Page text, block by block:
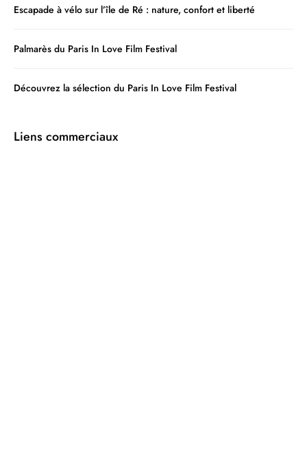
Escapade à vélo sur l’île de Ré : nature, confort et liberté
Palmarès du Paris In Love Film Festival
Découvrez la sélection du Paris In Love Film Festival
Liens commerciaux